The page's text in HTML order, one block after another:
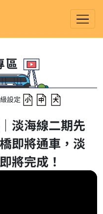
區
設定
淡海線二期先
即將通車，淡
將完成！